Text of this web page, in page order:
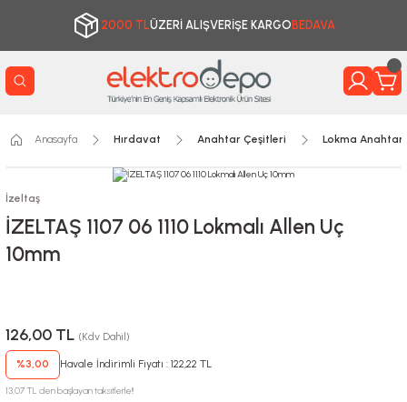
2000 TLÜZERİ ALIŞVERİŞE KARGO BEDAVA
Anasayfa Hırdavat Anahtar Çeşitleri Lokma
İzeltaş
İZELTAŞ 1107 06 1110 Lokmalı Allen Uç
10mm
126,00 TL (Kdv Dahil)
%3,00 Havale İndirimli Fiyatı : 122,22 TL
13,07 TL den başlayan taksitlerle!!